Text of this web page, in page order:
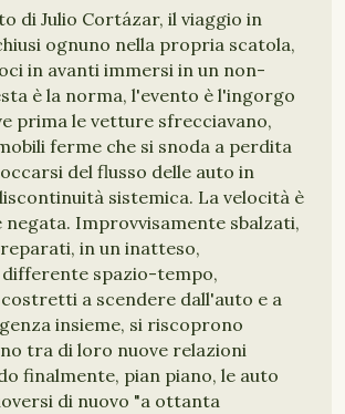
di Julio Cortázar, il viaggio in
ognuno nella propria scatola,
in avanti immersi in un non-
è la norma, l'evento è l'ingorgo
prima le vetture sfrecciavano,
ferme che si snoda a perdita
del flusso delle auto in
sistemica. La velocità è
Improvvisamente sbalzati,
in un inatteso,
spazio-tempo,
a scendere dall'auto e a
insieme, si riscoprono
tra di loro nuove relazioni
finalmente, pian piano, le auto
di nuovo "a ottanta